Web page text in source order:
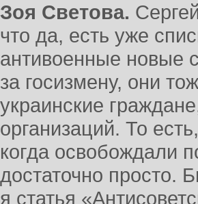
Зоя Светова.
что да, есть уже
антивоенные новые
за госизмену, они
украинские
организаций. То
когда освобождали
достаточно просто.
я статья